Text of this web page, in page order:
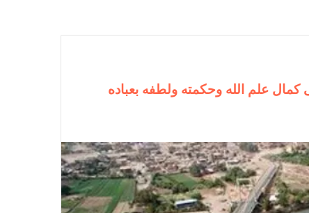
كمال علم الله وحكمته ولطفه بعباده